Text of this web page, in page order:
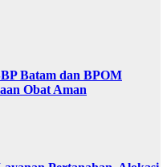
Batam dan BPOM
Obat Aman